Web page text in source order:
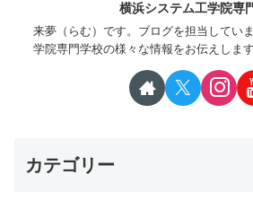
横浜システム工学院専
来夢（らむ）です。ブログを担当してい
学院専門学校の様々な情報をお伝えします
カテゴリー